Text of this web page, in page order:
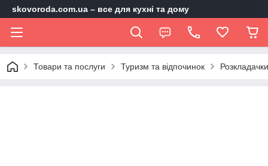
skovoroda.com.ua – все для кухні та дому
Товари та послуги Туризм та відпочинок